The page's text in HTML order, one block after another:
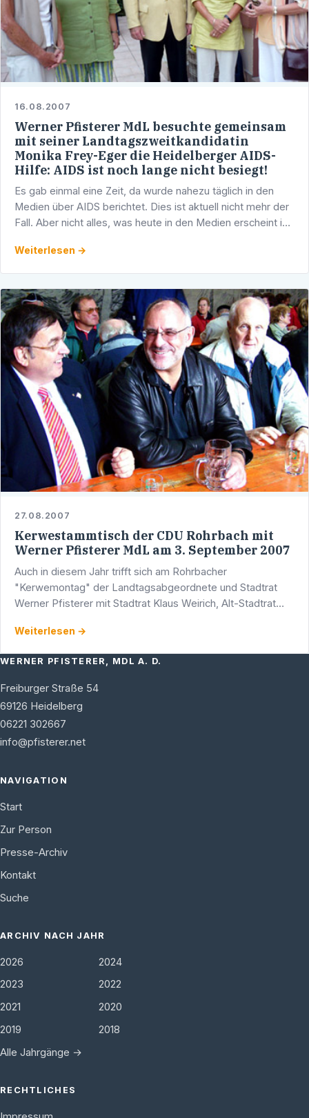
16.08.2007
Werner Pfisterer MdL besuchte gemeinsam
mit seiner Landtagszweitkandidatin
Monika Frey-Eger die Heidelberger AIDS-
Hilfe: AIDS ist noch lange nicht besiegt!
Es gab einmal eine Zeit, da wurde nahezu täglich in den
Medien über AIDS berichtet. Dies ist aktuell nicht mehr der
Fall. Aber nicht alles, was heute in den Medien erscheint ist
Weiterlesen →
27.08.2007
Kerwestammtisch der CDU Rohrbach mit
Werner Pfisterer MdL am 3. September 2007
Auch in diesem Jahr trifft sich am Rohrbacher
"Kerwemontag" der Landtagsabgeordnete und Stadtrat
Werner Pfisterer mit Stadtrat Klaus Weirich, Alt-Stadtrat
Vorstandes zum …
Weiterlesen →
WERNER PFISTERER, MDL A. D.
Freiburger Straße 54
69126 Heidelberg
06221 302667
info@pfisterer.net
NAVIGATION
Start
Zur Person
Presse-Archiv
Kontakt
Suche
ARCHIV NACH JAHR
2026
2024
2023
2022
2021
2020
2019
2018
Alle Jahrgänge →
RECHTLICHES